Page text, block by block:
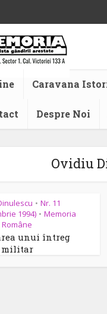
Caravana
Despre Noi
Ovidiu
• Nr. 11
1994) • Memoria
unui întreg